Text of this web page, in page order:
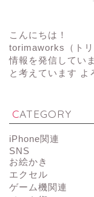
こんにちは！
torimaworks（ト
情報を発信してい
と考えています よ
CATEGORY
iPhone関連
SNS
お絵かき
エクセル
ゲーム機関連